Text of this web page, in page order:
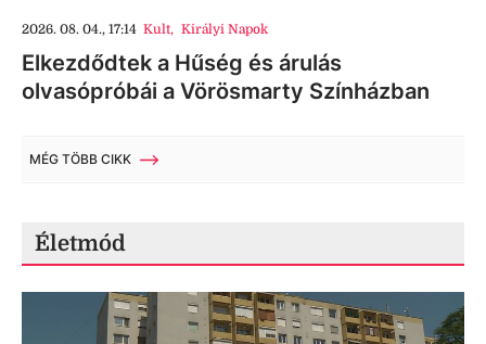
2026. 08. 04., 17:14 Kult, Királyi Napok
Elkezdődtek a Hűség és árulás
olvasópróbái a Vörösmarty Színházban
MÉG TÖBB CIKK
Életmód